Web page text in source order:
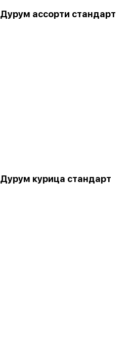
Дурум ассорти стандарт
Дурум курица стандарт